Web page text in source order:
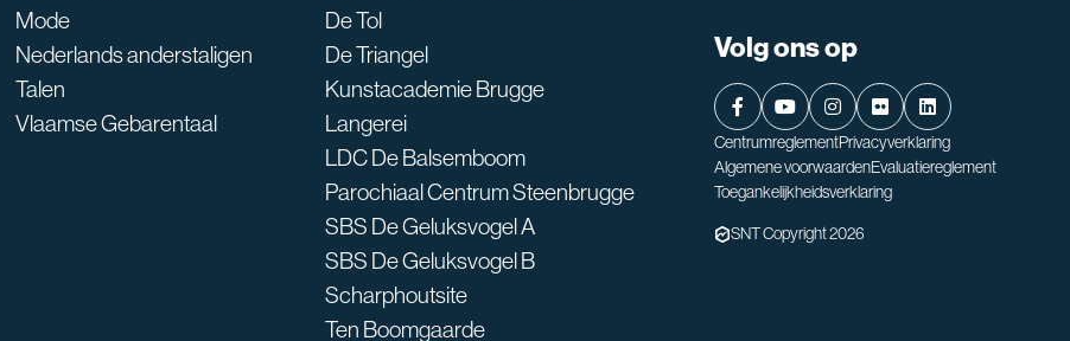
Mode
Nederlands anderstaligen
Talen
Vlaamse Gebarentaal
De Tol
De Triangel
Kunstacademie Brugge
Langerei
LDC De Balsemboom
Parochiaal Centrum Steenbrugge
SBS De Geluksvogel A
SBS De Geluksvogel B
Scharphoutsite
Ten Boomgaarde
Volg ons op
CentrumreglementPrivacyverklaring
Algemene voorwaardenEvaluatiereglement
Toegankelijkheidsverklaring
SNT Copyright 2026